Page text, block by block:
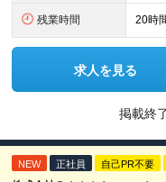
残業時間 20時
求人を見る
掲載終
NEW 正社員 自己PR不要